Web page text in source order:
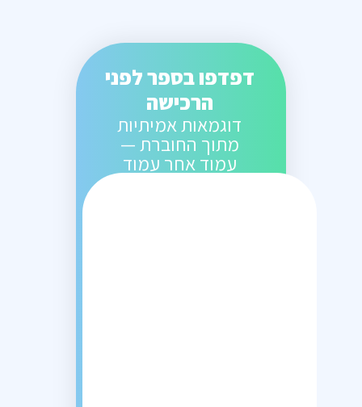
דפדפו בספר לפני
הרכישה
דוגמאות אמיתיות
מתוך החוברת —
עמוד אחר עמוד